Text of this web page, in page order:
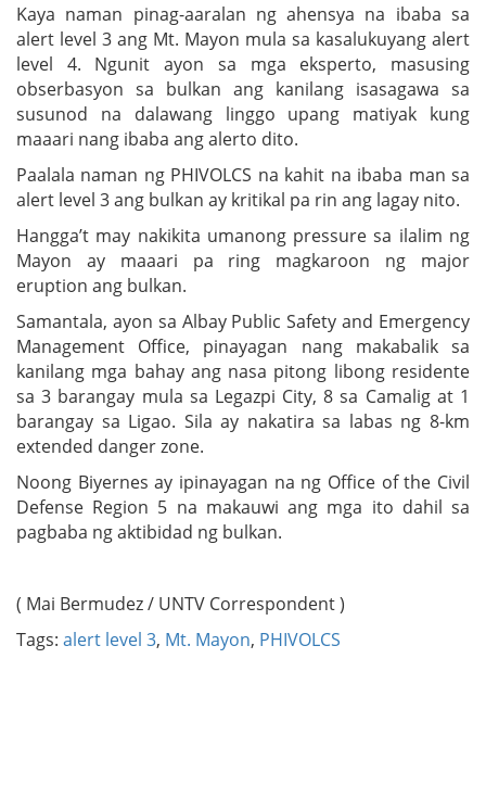
Kaya naman pinag-aaralan ng ahensya na ibaba sa
alert level 3 ang Mt. Mayon mula sa kasalukuyang alert
level 4. Ngunit ayon sa mga eksperto, masusing
obserbasyon sa bulkan ang kanilang isasagawa sa
susunod na dalawang linggo upang matiyak kung
maaari nang ibaba ang alerto dito.
Paalala naman ng PHIVOLCS na kahit na ibaba man sa
alert level 3 ang bulkan ay kritikal pa rin ang lagay nito.
Hangga’t may nakikita umanong pressure sa ilalim ng
Mayon ay maaari pa ring magkaroon ng major
eruption ang bulkan.
Samantala, ayon sa Albay Public Safety and Emergency
Management Office, pinayagan nang makabalik sa
kanilang mga bahay ang nasa pitong libong residente
sa 3 barangay mula sa Legazpi City, 8 sa Camalig at 1
barangay sa Ligao. Sila ay nakatira sa labas ng 8-km
extended danger zone.
Noong Biyernes ay ipinayagan na ng Office of the Civil
Defense Region 5 na makauwi ang mga ito dahil sa
pagbaba ng aktibidad ng bulkan.
( Mai Bermudez / UNTV Correspondent )
Tags: alert level 3, Mt. Mayon, PHIVOLCS